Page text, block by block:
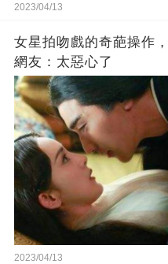
2023/04/13
女星拍吻戲的奇葩操作
網友：太惡心了
2023/04/13